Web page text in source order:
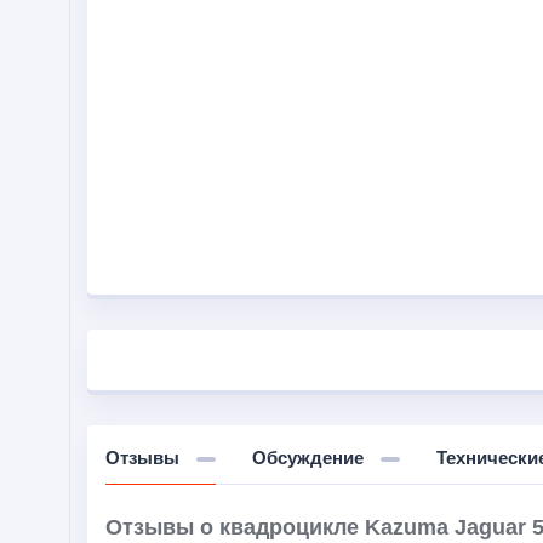
Отзывы Обсуждение
Отзывы о квадроцикле Kazuma Jaguar